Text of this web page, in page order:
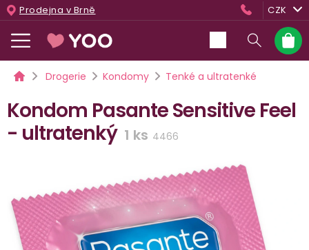
Přejít
na
obsah
Prodejna v Brně CZK
košík
DomůDrogerie Kondomy Tenké a ultratenké
Kondom Pasante Sensitive Feel
- ultratenký 1 ks 4466